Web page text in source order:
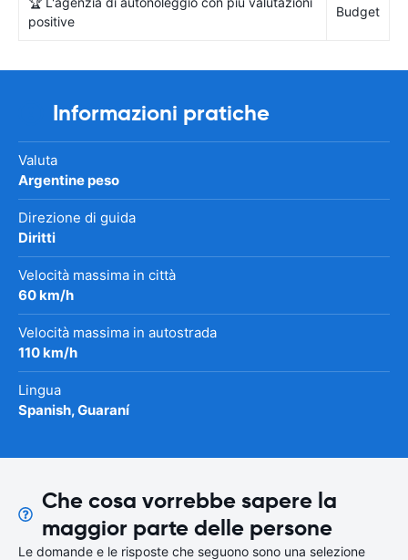
positive
Budget
Informazioni pratiche
Valuta
Argentine peso
Direzione di guida
Diritti
Velocità massima in città
60 km/h
Velocità massima in autostrada
110 km/h
Lingua
Spanish, Guaraní
Che cosa vorrebbe sapere la
maggior parte delle persone
Le domande e le risposte che seguono sono una selezione